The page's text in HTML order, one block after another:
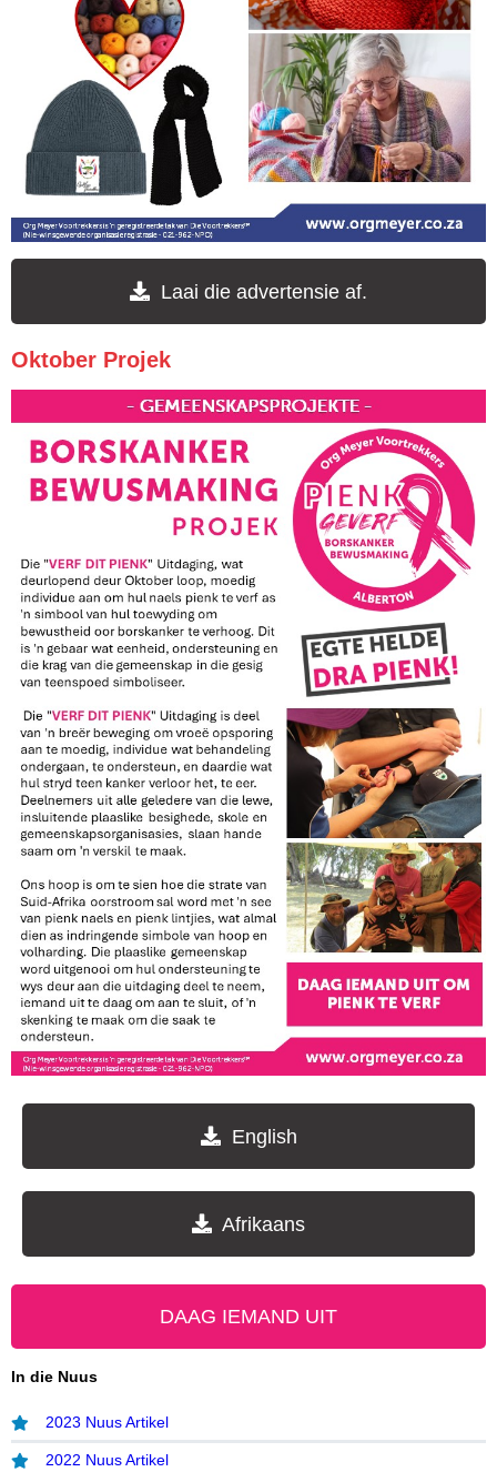
Laai die advertensie af.
Oktober Projek
English
Afrikaans
DAAG IEMAND UIT
In die Nuus
2023 Nuus Artikel
2022 Nuus Artikel